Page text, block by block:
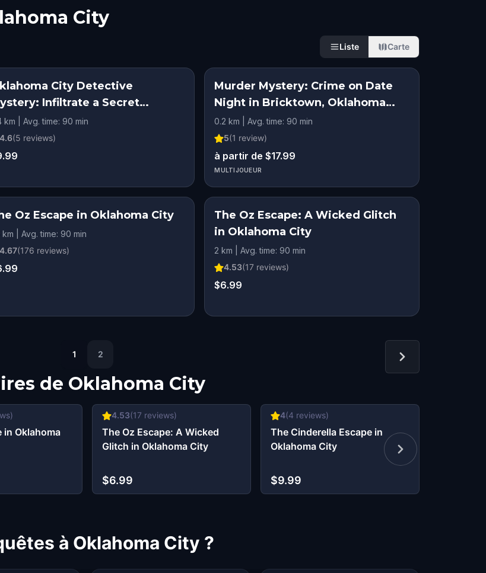
City
Liste Carte
City Detective
Infiltrate a Secret
km | Avg. time: 90 min
(5 reviews)
Murder Mystery: Crime on Date
Night in Bricktown, Oklahoma
City
0.2 km | Avg. time: 90 min
5(1 review)
à partir de $17.99
MULTIJOUEUR
Oz Escape in Oklahoma City
km | Avg. time: 90 min
(176 reviews)
The Oz Escape: A Wicked Glitch
in Oklahoma City
2 km | Avg. time: 90 min
4.53(17 reviews)
$6.99
1 2
de Oklahoma City
in Oklahoma
4.53(17 reviews)
The Oz Escape: A Wicked
Glitch in Oklahoma City
$6.99
4(4 reviews)
The Cinderella Escape in
Oklahoma City
$9.99
à Oklahoma City ?